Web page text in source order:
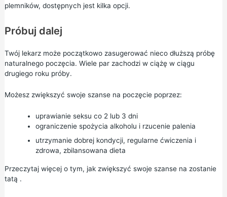
plemników, dostępnych jest kilka opcji.
Próbuj dalej
Twój lekarz może początkowo zasugerować nieco dłuższą próbę
naturalnego poczęcia. Wiele par zachodzi w ciążę w ciągu
drugiego roku próby.
Możesz zwiększyć swoje szanse na poczęcie poprzez:
uprawianie seksu co 2 lub 3 dni
ograniczenie spożycia alkoholu i rzucenie palenia
utrzymanie dobrej kondycji, regularne ćwiczenia i
zdrowa, zbilansowana dieta
Przeczytaj więcej o tym, jak zwiększyć swoje szanse na zostanie
tatą .